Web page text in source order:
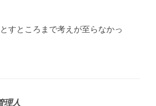
すところまで考えが至らなかっ
理人